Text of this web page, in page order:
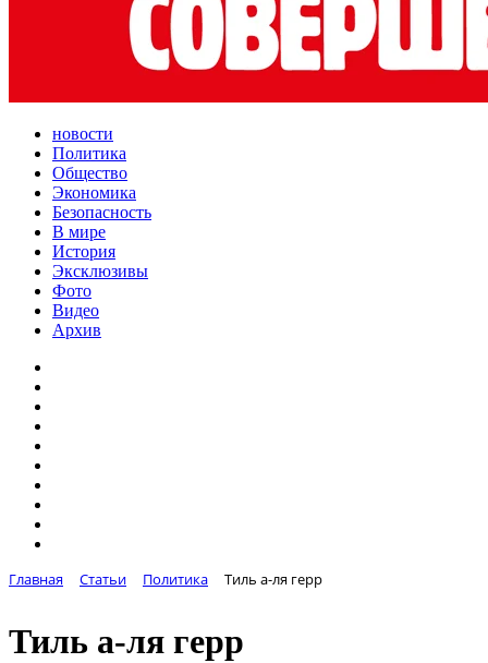
новости
Политика
Общество
Экономика
Безопасность
В мире
История
Эксклюзивы
Фото
Видео
Архив
Главная Статьи Политика Тиль а-ля герр
Тиль а-ля герр